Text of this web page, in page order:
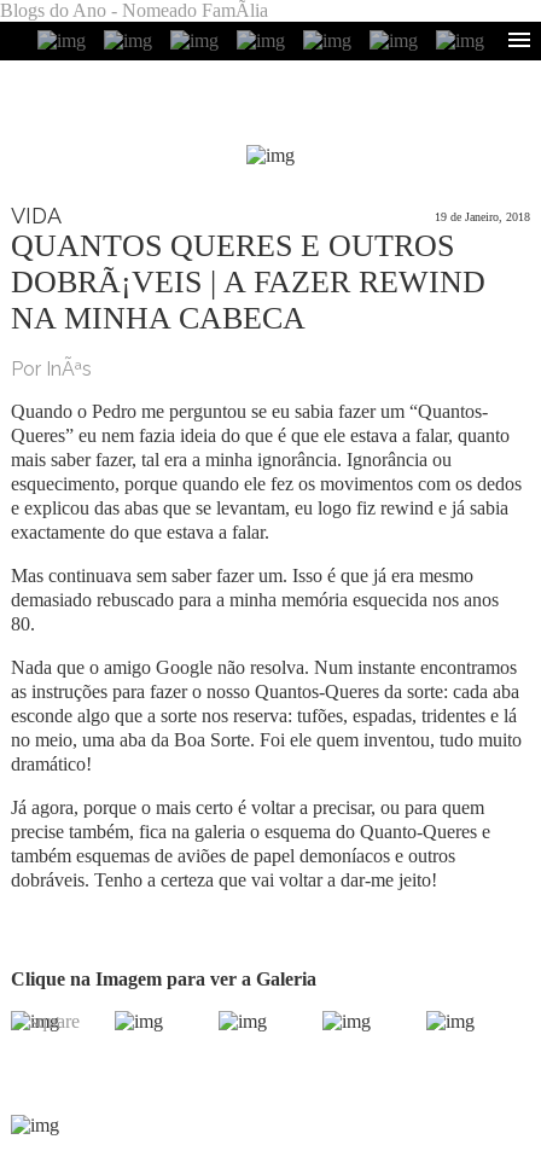
Blogs do Ano - Nomeado FamÃ­lia
VIDA 19 de Janeiro, 2018
QUANTOS QUERES E OUTROS
DOBRÃ¡VEIS | A FAZER REWIND
NA MINHA CABECA
Por InÃªs
Quando o Pedro me perguntou se eu sabia fazer um “Quantos-
Queres” eu nem fazia ideia do que é que ele estava a falar, quanto
mais saber fazer, tal era a minha ignorância. Ignorância ou
esquecimento, porque quando ele fez os movimentos com os dedos
e explicou das abas que se levantam, eu logo fiz rewind e já sabia
exactamente do que estava a falar.
Mas continuava sem saber fazer um. Isso é que já era mesmo
demasiado rebuscado para a minha memória esquecida nos anos
80.
Nada que o amigo Google não resolva. Num instante encontramos
as instruções para fazer o nosso Quantos-Queres da sorte: cada aba
esconde algo que a sorte nos reserva: tufões, espadas, tridentes e lá
no meio, uma aba da Boa Sorte. Foi ele quem inventou, tudo muito
dramático!
Já agora, porque o mais certo é voltar a precisar, ou para quem
precise também, fica na galeria o esquema do Quanto-Queres e
também esquemas de aviões de papel demoníacos e outros
dobráveis. Tenho a certeza que vai voltar a dar-me jeito!
Clique na Imagem para ver a Galeria